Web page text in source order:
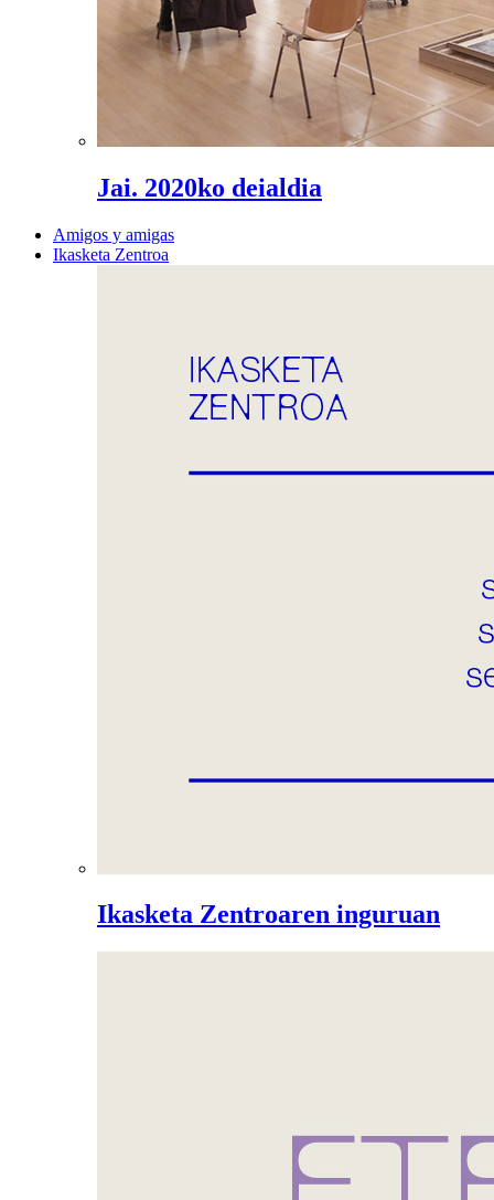
Jai. 2020ko deialdia
Amigos y amigas
Ikasketa Zentroa
Ikasketa Zentroaren inguruan